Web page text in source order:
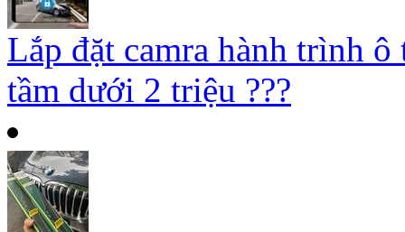
Lắp đặt camra hành trình
tầm dưới 2 triệu ???